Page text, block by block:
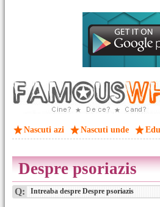
Nascuti azi Nascuti unde
Despre psoriazis
Q: Intreaba despre Despre psoriazis